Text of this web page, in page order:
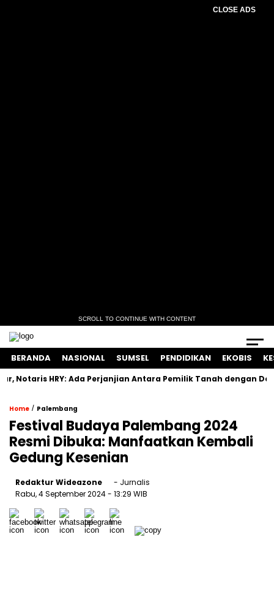
CLOSE ADS
SCROLL TO CONTINUE WITH CONTENT
BERANDA NASIONAL SUMSEL PENDIDIKAN EKOBIS
HRY: Ada Perjanjian Antara Pemilik Tanah dengan
Home / Palembang
Festival Budaya Palembang 2024
Resmi Dibuka: Manfaatkan Kembali
Gedung Kesenian
Redaktur Wideazone
- Jurnalis
Rabu, 4 September 2024- 13:29 WIB